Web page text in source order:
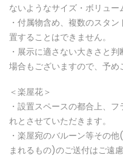
ないようなサイズ・ボリュー
・付属物含め、複数のスタ
置することはできません。
・展示に適さない大きさと
場合もございますので、予め
＜楽屋花＞
・設置スペースの都合上、
れとさせていただきます。
・楽屋宛のバルーン等その
まれるもの)のご送付はご遠